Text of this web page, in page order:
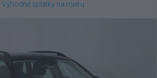
Výhodné splátky na mieru